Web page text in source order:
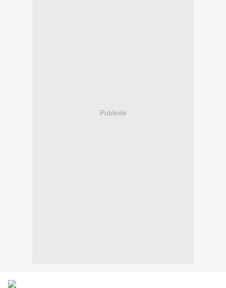
Publicité